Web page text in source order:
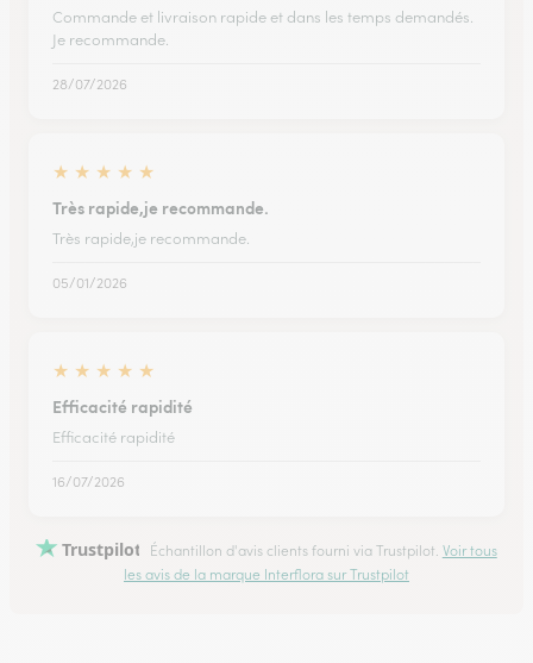
Commande et livraison rapide et dans les temps demandés.
Je recommande.
28/07/2026
★ ★ ★ ★ ★
Très rapide,je recommande.
Très rapide,je recommande.
05/01/2026
★ ★ ★ ★ ★
Efficacité rapidité
Efficacité rapidité
16/07/2026
Trustpilot Échantillon d'avis clients fourni via Trustpilot. Voir tous
les avis de la marque Interflora sur Trustpilot